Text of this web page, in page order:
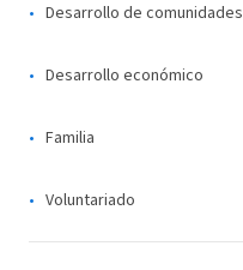
Desarrollo de comunidades
Desarrollo económico
Familia
Voluntariado